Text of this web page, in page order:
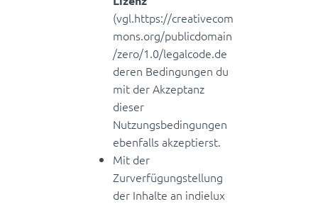
(vgl.https://creativecom
mons.org/publicdomain
/zero/1.0/legalcode.de
deren Bedingungen du
mit der Akzeptanz
dieser
Nutzungsbedingungen
ebenfalls akzeptierst.
Mit der
Zurverfügungstellung
der Inhalte an indielux